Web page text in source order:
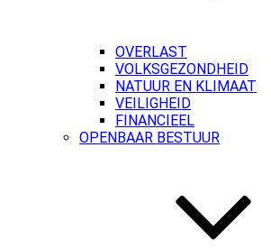
OVERLAST
VOLKSGEZONDHEID
NATUUR EN KLIMAAT
VEILIGHEID
FINANCIEEL
OPENBAAR BESTUUR